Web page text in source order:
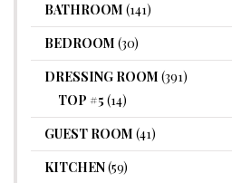
BATHROOM (141)
BEDROOM (30)
DRESSING ROOM (391)
TOP #5 (14)
GUEST ROOM (41)
KITCHEN(59)